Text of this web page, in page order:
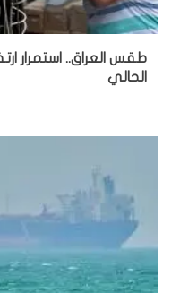
طقس العراق.. استمرار
الحالي